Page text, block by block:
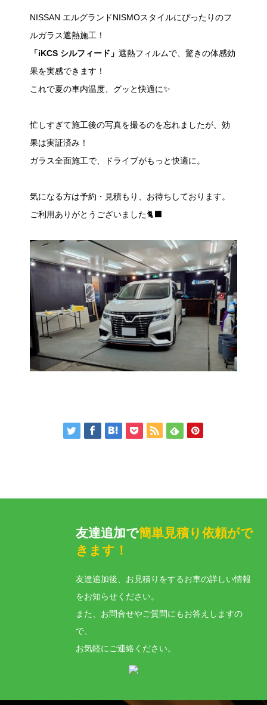
NISSAN エルグランドNISMOスタイルにぴったりのフ
ルガラス遮熱施工！
「iKCS シルフィード」 遮熱フィルムで、驚きの体感効
果を実感できます！
これで夏の車内温度、グッと快適に✨
忙しすぎて施工後の写真を撮るのを忘れましたが、効
果は実証済み！
ガラス全面施工で、ドライブがもっと快適に。
気になる方は予約・見積もり、お待ちしております。
ご利用ありがとうございました🐈‍⬛
友達追加で簡単見積り依頼がで
きます！
友達追加後、お見積りをするお車の詳しい情報
をお知らせください。
また、お問合せやご質問にもお答えしますの
で、
お気軽にご連絡ください。